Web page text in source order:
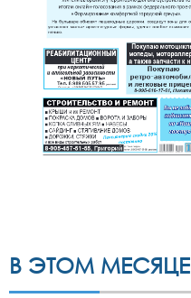
В ЭТОМ МЕСЯЦЕ